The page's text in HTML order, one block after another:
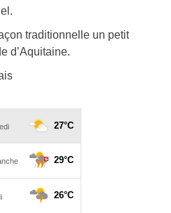
traditionnelle un petit
d’Aquitaine.